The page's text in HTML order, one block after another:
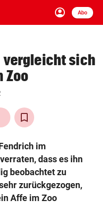
account_circle
Anmelden
Abo
close Schließen
arrow_right
vergleicht sich
Zoo
im
dass es ihn
beobachtet zu
zurückgezogen,
Affe im Zoo